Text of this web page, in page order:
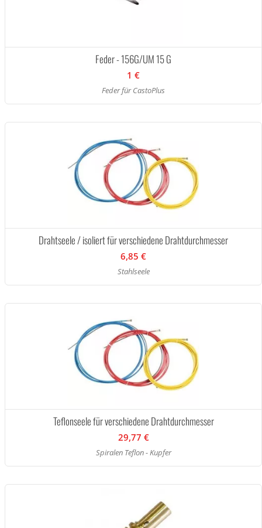
Feder - 156G/UM 15 G
1 €
Feder für CastoPlus
Drahtseele / isoliert für verschiedene Drahtdurchmesser
6,85 €
Stahlseele
Teflonseele für verschiedene Drahtdurchmesser
29,77 €
Spiralen Teflon - Kupfer